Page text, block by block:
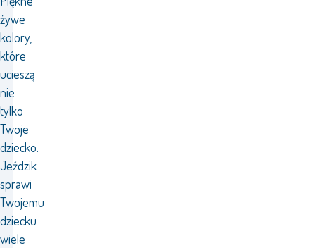
żywe
kolory,
które
ucieszą
nie
tylko
Twoje
dziecko.
Jeździk
sprawi
Twojemu
dziecku
wiele